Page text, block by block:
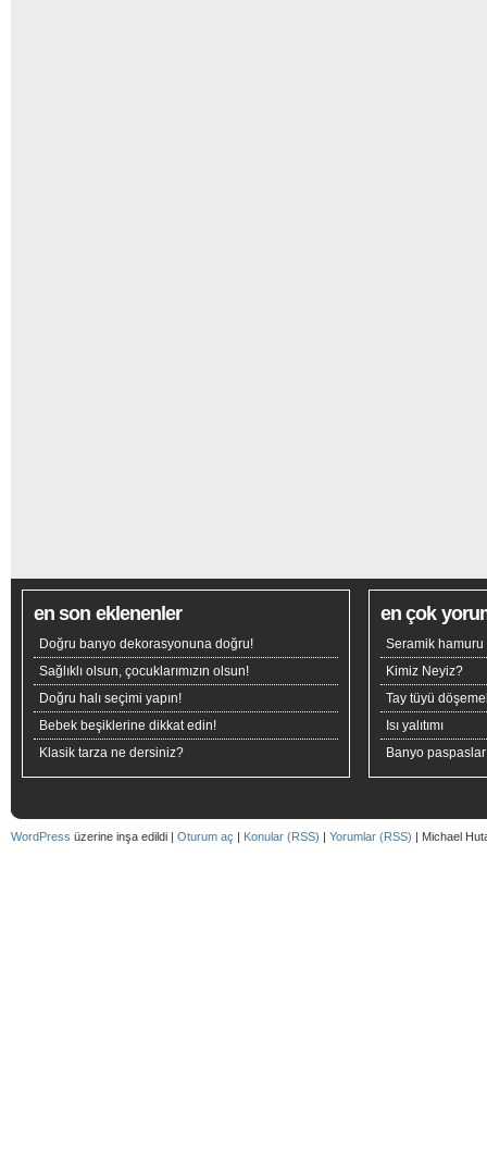
en son eklenenler
Doğru banyo dekorasyonuna doğru!
Sağlıklı olsun, çocuklarımızın olsun!
Doğru halı seçimi yapın!
Bebek beşiklerine dikkat edin!
Klasik tarza ne dersiniz?
en çok
Seramik hamuru
Kimiz Neyiz?
Tay tüyü
Isı yalıtımı
Banyo
WordPress üzerine inşa edildi | Oturum aç | Konular (RSS) | Yorumlar (RSS) | Michael